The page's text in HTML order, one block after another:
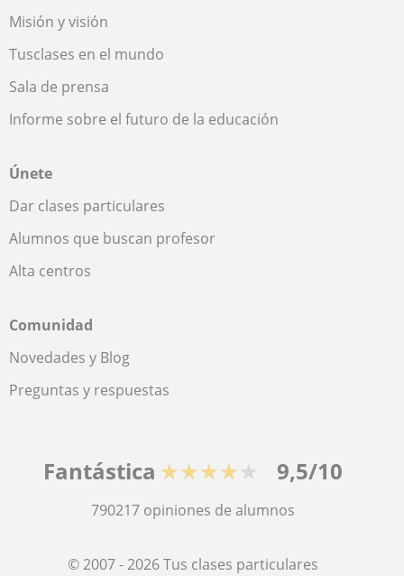
Misión y visión
Tusclases en el mundo
Sala de prensa
Informe sobre el futuro de la educación
Únete
Dar clases particulares
Alumnos que buscan profesor
Alta centros
Comunidad
Novedades y Blog
Preguntas y respuestas
Fantástica ★★★★★ 9,5/10
790217 opiniones de alumnos
© 2007 - 2026 Tus clases particulares